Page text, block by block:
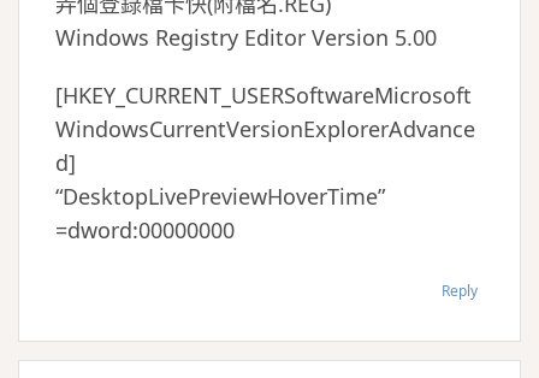
Windows Registry Editor Version 5.00
[HKEY_CURRENT_USERSoftwareMicrosoft
WindowsCurrentVersionExplorerAdvance
d]
“DesktopLivePreviewHoverTime”
=dword:00000000
Reply